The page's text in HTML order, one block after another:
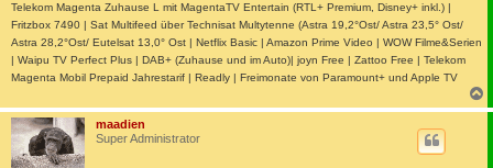
Telekom Magenta Zuhause L mit MagentaTV Entertain (RTL+ Premium, Disney+ inkl.) |
Fritzbox 7490 | Sat Multifeed über Technisat Multytenne (Astra 19,2°Ost/ Astra 23,5° Ost/
Astra 28,2°Ost/ Eutelsat 13,0° Ost | Netflix Basic | Amazon Prime Video | WOW Filme&Serien
| Waipu TV Perfect Plus | DAB+ (Zuhause und im Auto)| joyn Free | Zattoo Free | Telekom
Magenta Mobil Prepaid Jahrestarif | Readly | Freimonate von Paramount+ und Apple TV
a
maadien
Super Administrator